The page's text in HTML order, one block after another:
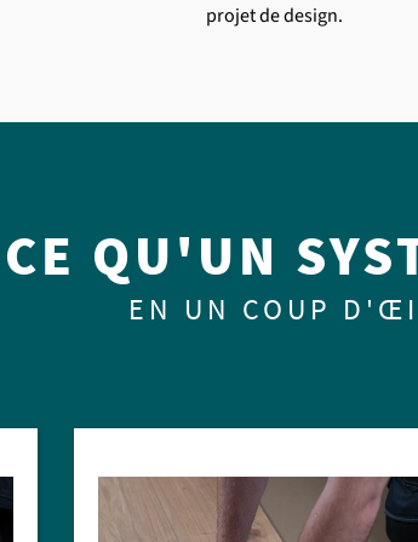
les produits CERAMIN
projet de design.
QU'UN
EN UN COUP